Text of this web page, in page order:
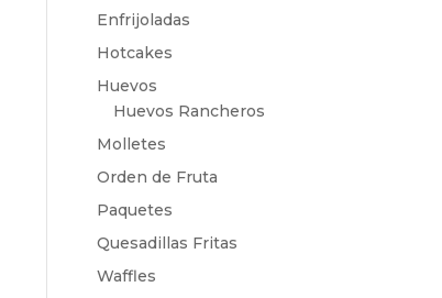
Enfrijoladas
Hotcakes
Huevos
Huevos Rancheros
Molletes
Orden de Fruta
Paquetes
Quesadillas Fritas
Waffles